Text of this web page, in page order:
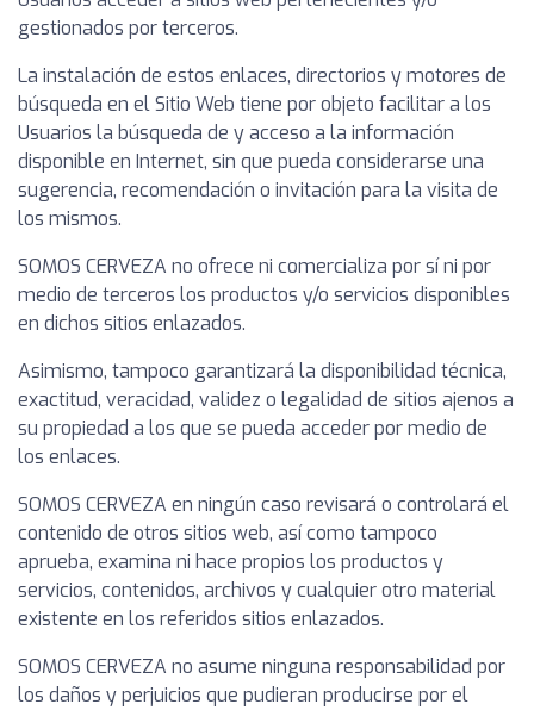
gestionados por terceros.
La instalación de estos enlaces, directorios y motores de
búsqueda en el Sitio Web tiene por objeto facilitar a los
Usuarios la búsqueda de y acceso a la información
disponible en Internet, sin que pueda considerarse una
sugerencia, recomendación o invitación para la visita de
los mismos.
SOMOS CERVEZA no ofrece ni comercializa por sí ni por
medio de terceros los productos y/o servicios disponibles
en dichos sitios enlazados.
Asimismo, tampoco garantizará la disponibilidad técnica,
exactitud, veracidad, validez o legalidad de sitios ajenos a
su propiedad a los que se pueda acceder por medio de
los enlaces.
SOMOS CERVEZA en ningún caso revisará o controlará el
contenido de otros sitios web, así como tampoco
aprueba, examina ni hace propios los productos y
servicios, contenidos, archivos y cualquier otro material
existente en los referidos sitios enlazados.
SOMOS CERVEZA no asume ninguna responsabilidad por
los daños y perjuicios que pudieran producirse por el